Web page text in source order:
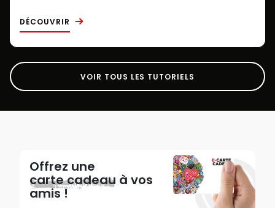
DÉCOUVRIR
VOIR TOUS LES TUTORIELS
Offrez une
carte cadeau à vos
amis !